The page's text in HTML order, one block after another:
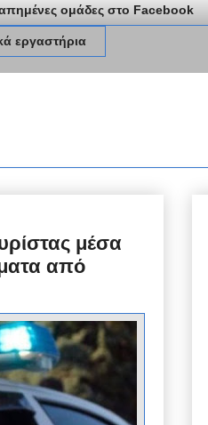
ομάδες στο Facebook
εργαστήρια
μέσα
από